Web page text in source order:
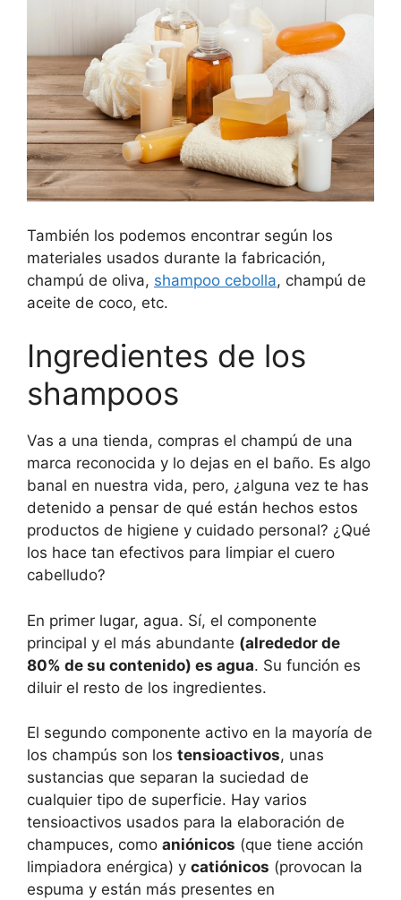
También los podemos encontrar según los
materiales usados durante la fabricación,
champú de oliva, shampoo cebolla, champú de
aceite de coco, etc.
Ingredientes de los
shampoos
Vas a una tienda, compras el champú de una
marca reconocida y lo dejas en el baño. Es algo
banal en nuestra vida, pero, ¿alguna vez te has
detenido a pensar de qué están hechos estos
productos de higiene y cuidado personal? ¿Qué
los hace tan efectivos para limpiar el cuero
cabelludo?
En primer lugar, agua. Sí, el componente
principal y el más abundante (alrededor de
80% de su contenido) es agua. Su función es
diluir el resto de los ingredientes.
El segundo componente activo en la mayoría de
los champús son los tensioactivos, unas
sustancias que separan la suciedad de
cualquier tipo de superficie. Hay varios
tensioactivos usados para la elaboración de
champuces, como aniónicos (que tiene acción
limpiadora enérgica) y catiónicos (provocan la
espuma y están más presentes en